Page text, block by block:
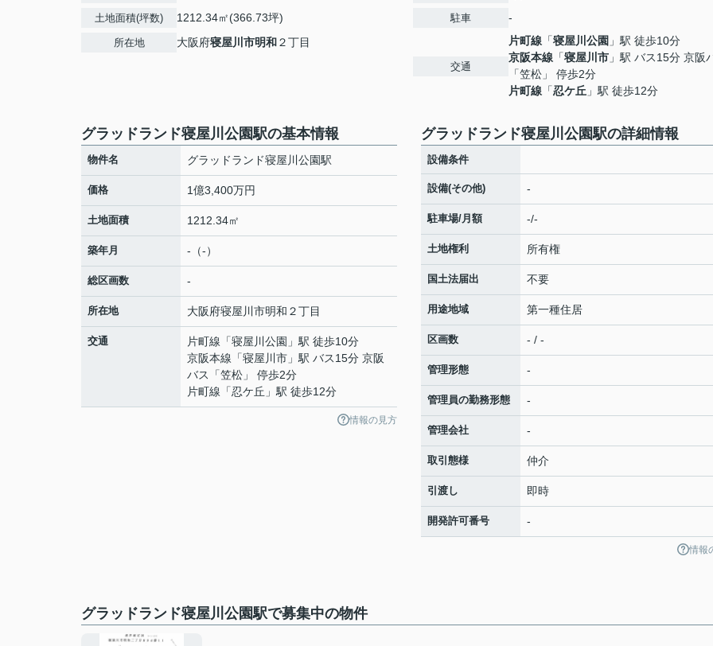
土地面積(坪数) 1212.34㎡(366.73坪)
所在地 大阪府寝屋川市明和２丁目
駐車 -
交通
片町線 「寝屋川公園 」駅 徒歩10分
京阪本線 「寝屋川市 」駅 バス15分 京阪
「笠松」 停歩2分
片町線 「忍ケ丘 」駅 徒歩12分
グラッドランド寝屋川公園駅の基本情報
物件名 グラッドランド寝屋川公園駅
価格 1億3,400万円
土地面積 1212.34㎡
築年月 -（-）
総区画数 -
所在地 大阪府寝屋川市明和 ２丁目
交通 片町線 「寝屋川公園 」駅 徒歩10分
京阪本線 「寝屋川市 」駅 バス15分 京阪
バス「笠松」 停歩2分
片町線 「忍ケ丘 」駅 徒歩12分
情報の見方
グラッドランド寝屋川公園駅の詳細情報
設備条件
設備(その他) -
駐車場/月額 -/-
土地権利 所有権
国土法届出 不要
用途地域 第一種住居
区画数 - / -
管理形態 -
管理員の勤務形態 -
管理会社 -
取引態様 仲介
引渡し 即時
開発許可番号 -
情報
グラッドランド寝屋川公園駅で募集中の物件